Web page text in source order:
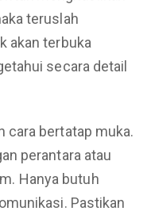
teruslah
akan terbuka
secara detail
cara bertatap muka.
perantara atau
Hanya butuh
Pastikan